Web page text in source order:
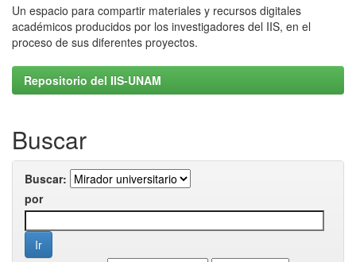
Un espacio para compartir materiales y recursos digitales
académicos producidos por los investigadores del IIS, en el
proceso de sus diferentes proyectos.
Repositorio del IIS-UNAM
Buscar
Buscar:
por